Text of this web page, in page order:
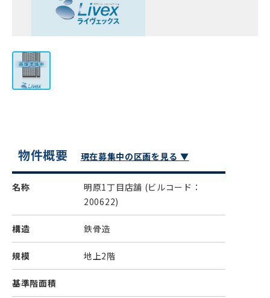
物件概要 現在募集中の区画を見る ▼
名称 明原1丁目店舗 (ビルコード：
200622)
構造 鉄骨造
規模 地上2階
基準階面積